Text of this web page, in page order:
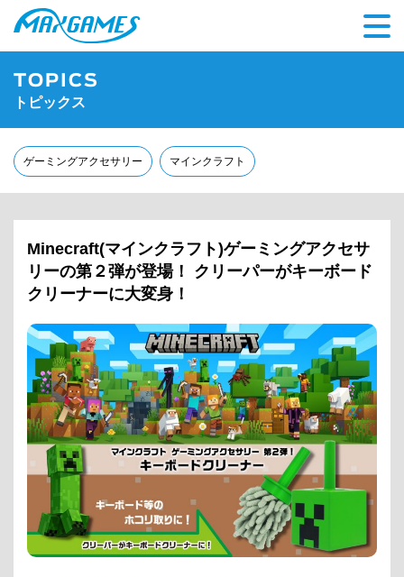
TOPICS
トピックス
ゲーミングアクセサリー マインクラフト
Minecraft(マインクラフト)ゲーミングアクセサ
リーの第２弾が登場！ クリーパーがキーボード
クリーナーに大変身！